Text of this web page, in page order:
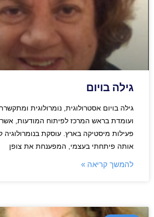
גילה בויום
גילה בויום אסטרולוגית, נומרולוגית
ועומדת בראש המרכז לפיתוח המודעות,
פעילות מיסטיקה בארץ. עוסקת
אותה פיתחתי בעצמי, המפענחת את צופן
להמשך קריאה »